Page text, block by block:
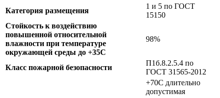
Категория размещения
1 и 5 по ГОСТ
15150
Стойкость к воздействию
повышенной относительной
влажности при температуре
окружающей среды до +35C
98%
Класс пожарной безопасности
П1б.8.2.5.4 по
ГОСТ 31565-2012
+70C длительно
допустимая